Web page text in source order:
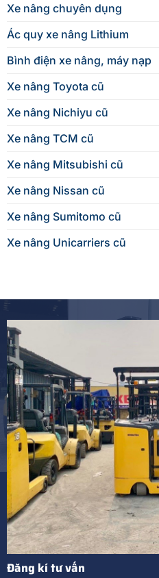
Xe nâng chuyên dụng
Ác quy xe nâng Lithium
Bình điện xe nâng, máy nạp
Xe nâng Toyota cũ
Xe nâng Nichiyu cũ
Xe nâng TCM cũ
Xe nâng Mitsubishi cũ
Xe nâng Nissan cũ
Xe nâng Sumitomo cũ
Xe nâng Unicarriers cũ
Đăng kí tư vấn